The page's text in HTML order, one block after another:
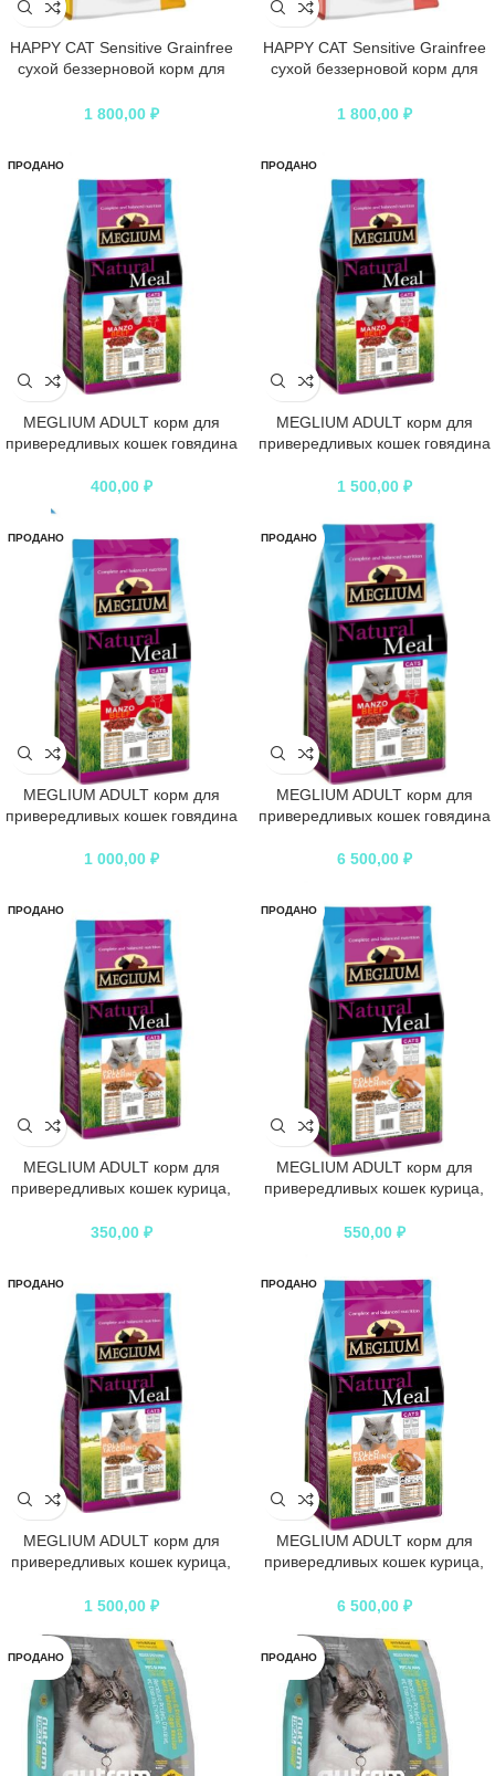
HAPPY CAT Sensitive Grainfree
сухой беззерновой корм для
привередливых кошек кролик
1 800,00 ₽
HAPPY CAT Sensitive Grainfree
сухой беззерновой корм для
привередливых кошек утка
1 800,00 ₽
ПРОДАНО
MEGLIUM ADULT корм для
привередливых кошек говядина
400,00 ₽
ПРОДАНО
MEGLIUM ADULT корм для
привередливых кошек говядина
1 500,00 ₽
ПРОДАНО
MEGLIUM ADULT корм для
привередливых кошек говядина
1 000,00 ₽
ПРОДАНО
MEGLIUM ADULT корм для
привередливых кошек говядина
6 500,00 ₽
ПРОДАНО
MEGLIUM ADULT корм для
привередливых кошек курица,
350,00 ₽
ПРОДАНО
MEGLIUM ADULT корм для
привередливых кошек курица,
550,00 ₽
ПРОДАНО
MEGLIUM ADULT корм для
привередливых кошек курица,
1 500,00 ₽
ПРОДАНО
MEGLIUM ADULT корм для
привередливых кошек курица,
6 500,00 ₽
ПРОДАНО ПРОДАНО